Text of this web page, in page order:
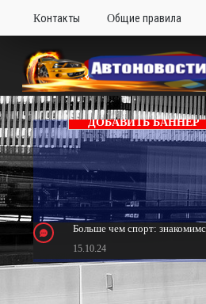
Контакты Общие правила
ДОБАВИТЬ БАННЕР
Больше чем спорт:
15.10.24
Тюнинг Mitsubishi Eclipse.